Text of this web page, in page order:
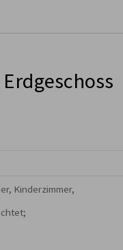
Kinderzimmer,